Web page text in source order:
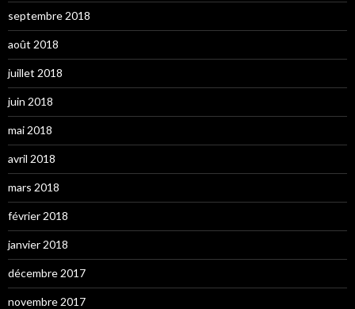
septembre 2018
août 2018
juillet 2018
juin 2018
mai 2018
avril 2018
mars 2018
février 2018
janvier 2018
décembre 2017
novembre 2017